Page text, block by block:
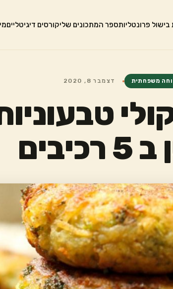
פרונטליותספר המתכונים שליקורסים דיגיטליים
משפחתית דצמבר 8, 2020